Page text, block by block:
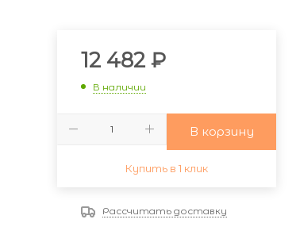
12 482 ₽
В наличии
В корзину
Купить в 1 клик
Рассчитать доставку